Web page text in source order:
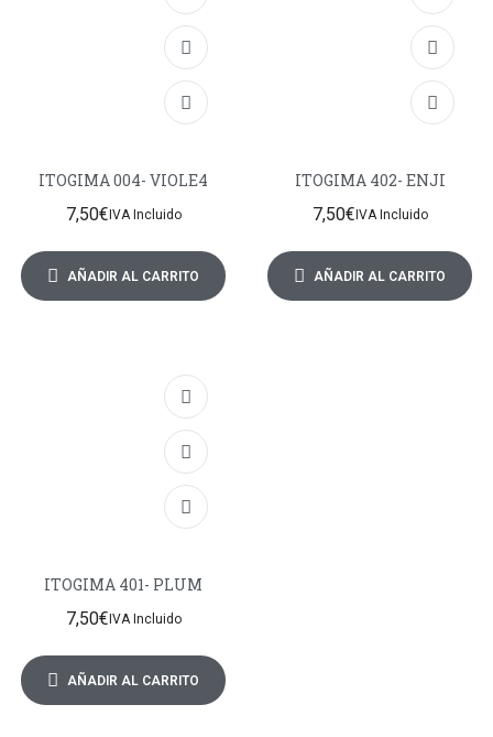
ITOGIMA 004- VIOLE4
7,50€IVA Incluido
AÑADIR AL CARRITO
ITOGIMA 402- ENJI
7,50€IVA Incluido
AÑADIR AL CARRITO
ITOGIMA 401- PLUM
7,50€IVA Incluido
AÑADIR AL CARRITO